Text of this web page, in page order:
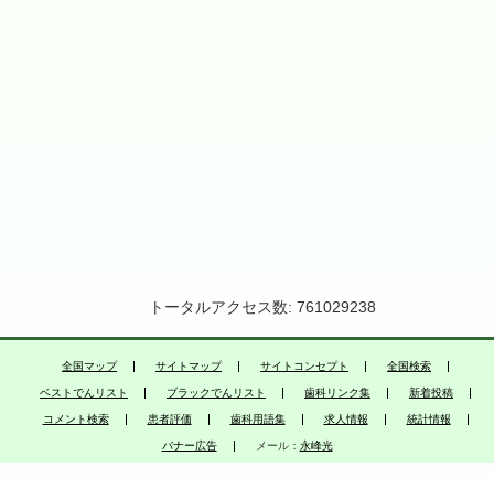
トータルアクセス数: 761029238
全国マップ サイトマップ サイトコンセプト 全国検索
ベストでんリスト ブラックでんリスト 歯科リンク集 新着投稿
コメント検索 患者評価 歯科用語集 求人情報 統計情報
バナー広告 メール： 永峰光